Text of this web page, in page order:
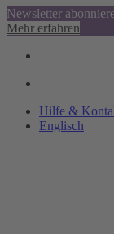
Newsletter
Mehr erfahren
Hilfe &
Englisch